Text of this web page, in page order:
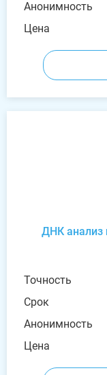
Анонимность
Цена
ДНК анализ
Точность
Срок
Анонимность
Цена